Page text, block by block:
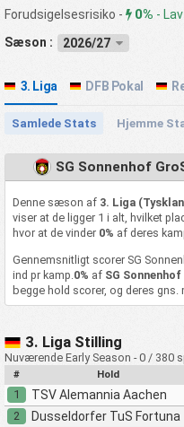
Forudsigelsesrisiko - 0% -
Sæson :
2026/27
3. Liga DFB Pokal
Samlede Stats Hjemme
SG Sonnenhof
Denne sæson af 3. Liga
viser at de ligger 1 i alt, hvilket
hvor at de vinder 0% af deres
Gennemsnitligt scorer SG
ind pr kamp.0% af SG
begge hold scorer, og deres gns.
3. Liga Stilling
Nuværende Early Season - 0 / 380
# Hold
1 TSV Alemannia Aachen
2
Dusseldorfer TuS Fortuna